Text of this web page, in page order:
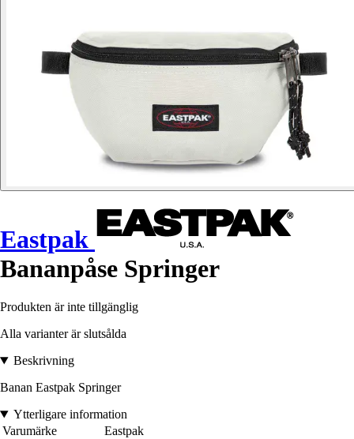
Eastpak
Bananpåse Springer
Produkten är inte tillgänglig
Alla varianter är slutsålda
Beskrivning
Banan Eastpak Springer
Ytterligare information
Varumärke
Eastpak